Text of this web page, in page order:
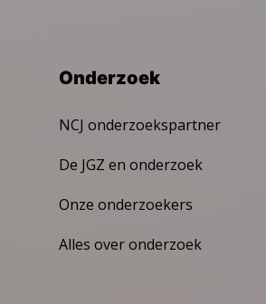
Onderzoek
NCJ onderzoekspartner
De JGZ en onderzoek
Onze onderzoekers
Alles over onderzoek